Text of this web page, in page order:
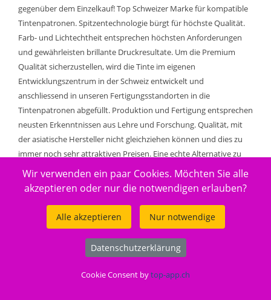
gegenüber dem Einzelkauf! Top Schweizer Marke für kompatible
Tintenpatronen. Spitzentechnologie bürgt für höchste Qualität.
Farb- und Lichtechtheit entsprechen höchsten Anforderungen
und gewährleisten brillante Druckresultate. Um die Premium
Qualität sicherzustellen, wird die Tinte im eigenen
Entwicklungszentrum in der Schweiz entwickelt und
anschliessend in unseren Fertigungsstandorten in die
Tintenpatronen abgefüllt. Produktion und Fertigung entsprechen
neusten Erkenntnissen aus Lehre und Forschung. Qualität, mit
der asiatische Hersteller nicht gleichziehen können und dies zu
immer noch sehr attraktiven Preisen. Eine echte Alternative zu
teuren Original Produkten oder Billigsttinten.
Füllmenge: 1x6.8, 3x4 ml. Reicht für: 1x385, 3x330
Seiten.
Beinhaltet:
1.00 x Peach Tintenpatrone cyan kompatibel zu
Epson T2702, No. 27 c, C13T27024010 (320175)
Epson T2704, No. 27 y, C13T27044010 (320177)
Wir verwenden ein paar Cookies. Möchten Sie alle
akzeptieren oder nur die notwendigen erlauben?
Alle akzeptieren Nur notwendige
Datenschutzerklärung
Cookie Consent bytop-app.ch